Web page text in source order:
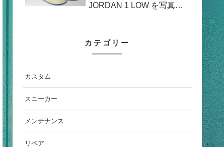
JORDAN 1 LOW を写真撮
カテゴリー
カスタム
スニーカー
メンテナンス
リペア